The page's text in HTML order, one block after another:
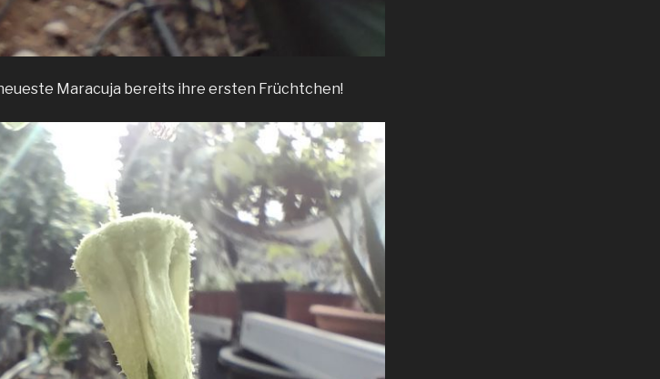
Maracuja bereits ihre ersten Früchtchen!